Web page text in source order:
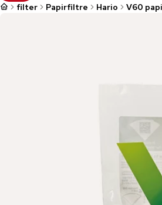
filter Papirfiltre Hario V60